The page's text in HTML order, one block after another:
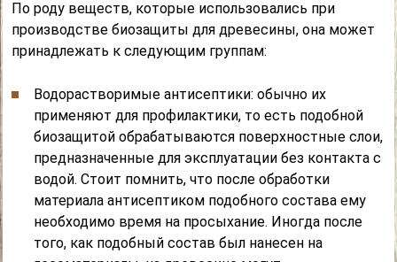
По роду веществ, которые использовались при
производстве биозащиты для древесины, она может
принадлежать к следующим группам:
Водорастворимые антисептики: обычно их
применяют для профилактики, то есть подобной
биозащитой обрабатываются поверхностные слои,
предназначенные для эксплуатации без контакта с
водой. Стоит помнить, что после обработки
материала антисептиком подобного состава ему
необходимо время на просыхание. Иногда после
того, как подобный состав был нанесен на